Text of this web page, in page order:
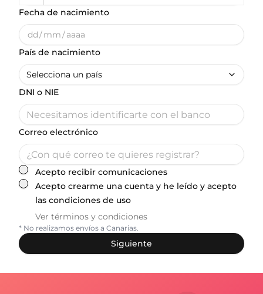
Fecha de nacimiento
dd/mm/aaaa
País de nacimiento
Selecciona un país
DNI o NIE
Correo electrónico
Acepto recibir comunicaciones
Acepto crearme una cuenta y he leído y acepto
las condiciones de uso
Ver términos y condiciones
* No realizamos envíos a Canarias.
Siguiente